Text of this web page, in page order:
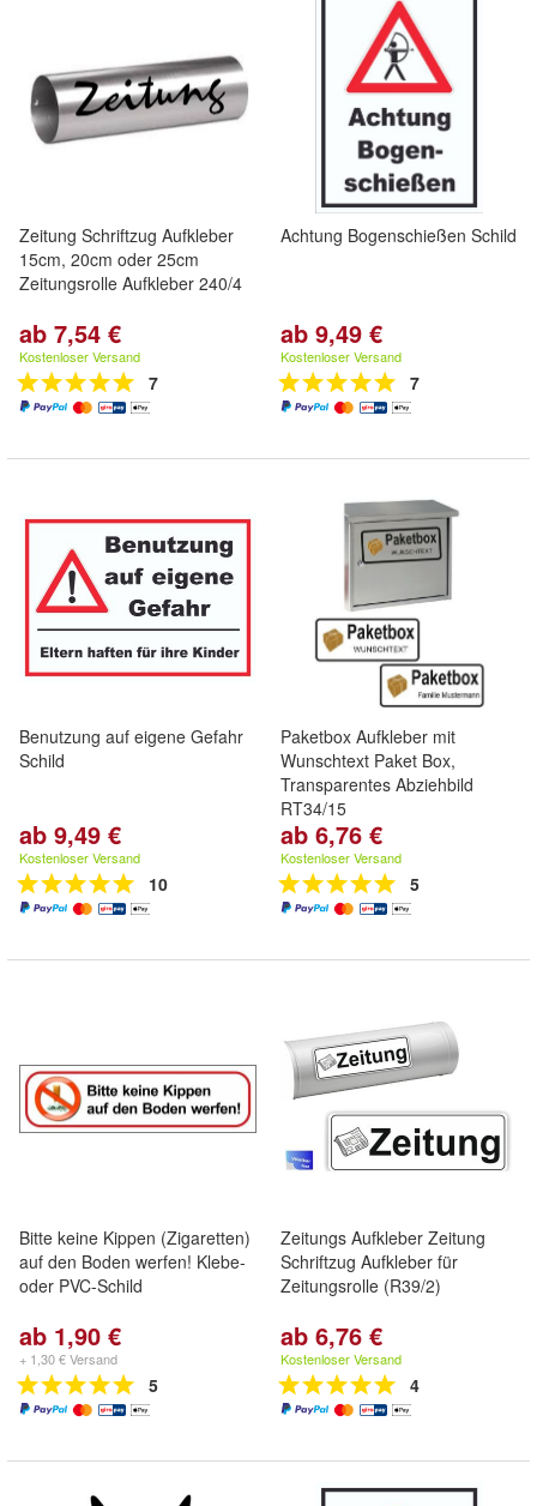
Zeitung Schriftzug Aufkleber
15cm, 20cm oder 25cm
Zeitungsrolle Aufkleber 240/4
ab 7,54 €
Kostenloser Versand
7
Achtung Bogenschießen Schild
ab 9,49 €
Kostenloser Versand
7
Benutzung auf eigene Gefahr
Schild
ab 9,49 €
Kostenloser Versand
10
Paketbox Aufkleber mit
Wunschtext Paket Box,
Transparentes Abziehbild
RT34/15
ab 6,76 €
Kostenloser Versand
5
Bitte keine Kippen (Zigaretten)
auf den Boden werfen! Klebe-
oder PVC-Schild
ab 1,90 €
+ 1,30 € Versand
5
Zeitungs Aufkleber Zeitung
Schriftzug Aufkleber für
Zeitungsrolle (R39/2)
ab 6,76 €
Kostenloser Versand
4